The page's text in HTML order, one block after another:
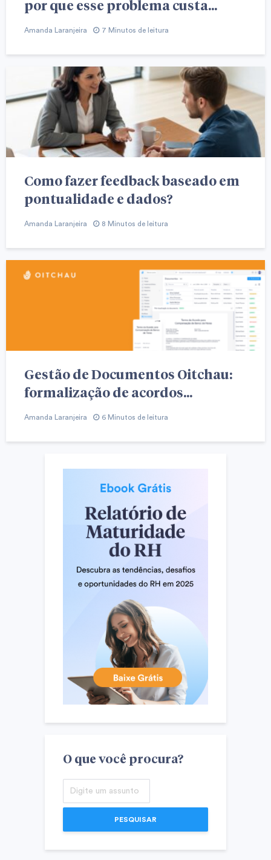
por que esse problema custa...
Amanda Laranjeira 7 Minutos de leitura
Como fazer feedback baseado em
pontualidade e dados?
Amanda Laranjeira 8 Minutos de leitura
Gestão de Documentos Oitchau:
formalização de acordos...
Amanda Laranjeira 6 Minutos de leitura
O que você procura?
PESQUISAR